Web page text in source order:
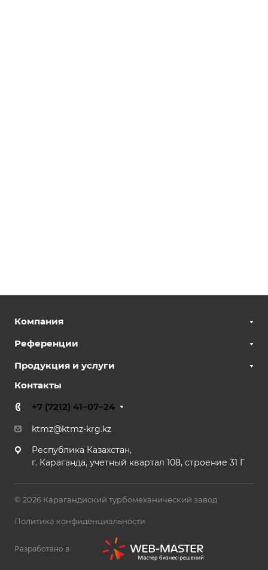
Компания
Референции
Продукция и услуги
Контакты
+7 (7212) 41–07–24
ktmz@ktmz-krg.kz
Республика Казахстан,
г. Караганда, учетный квартал 108, строение 31 Г
© 2026 Карагандиский турбомеханический завод
Политика конфиденциальности
Разработано в